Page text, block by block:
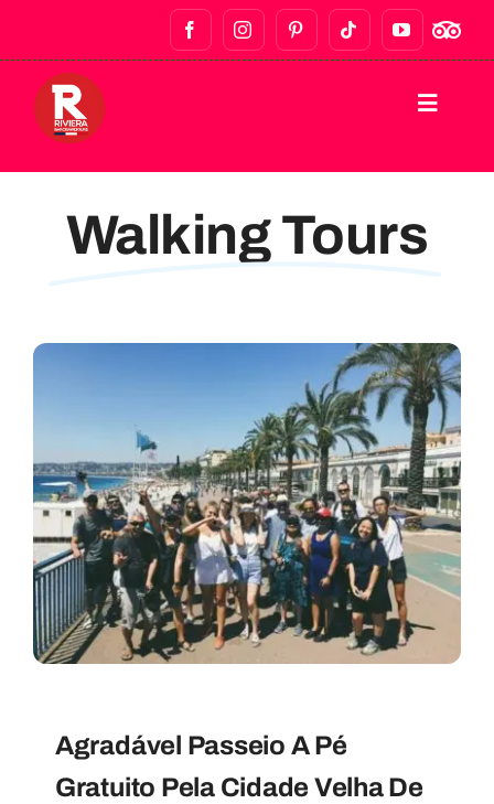
PASSEIOS GASTRONÓMICOS
PASSEIOS PRIVADOS
EXPERIÊNCIAS COM ÁGUA
Perguntas Frequentes
SOBRE NÓS
Walking Tours
Agradável Passeio A Pé
Gratuito Pela Cidade Velha De